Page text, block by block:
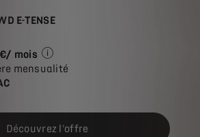
E-TENSE
mois
Exemple illustratif du produit
mensualité
Découvrez l'offre